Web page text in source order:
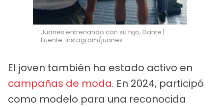
Juanes entrenando con su hijo, Dante |
Fuente: Instagram/juanes
El joven también ha estado activo en
campañas de moda. En 2024, participó
como modelo para una reconocida